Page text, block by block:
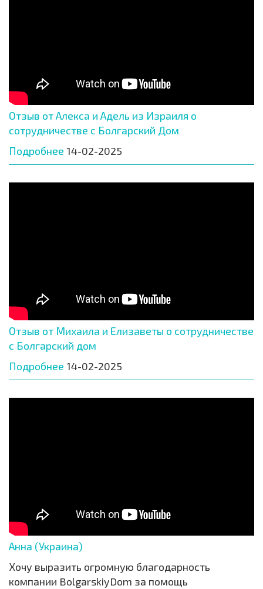
Отзыв от Алекса и Адель из Израиля о
сотрудничестве с Болгарский Дом
Подробнее 14-02-2025
Отзыв от Михаила и Елизаветы о сотрудничестве
с Болгарский дом
Подробнее 14-02-2025
Анна (Украина)
Хочу выразить огромную благодарность
компании BolgarskiyDom за помощь